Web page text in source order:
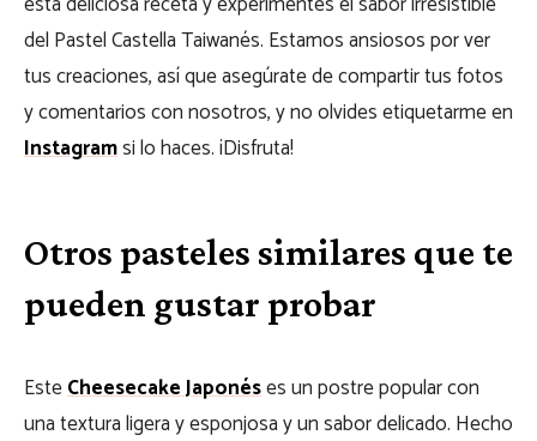
del Pastel Castella Taiwanés. Estamos ansiosos por ver
tus creaciones, así que asegúrate de compartir tus fotos
y comentarios con nosotros, y no olvides etiquetarme en
Instagramsi lo haces. ¡Disfruta!
Otros pasteles similares que te
pueden gustar probar
EsteCheesecake Japonéses un postre popular con
una textura ligera y esponjosa y un sabor delicado. Hecho